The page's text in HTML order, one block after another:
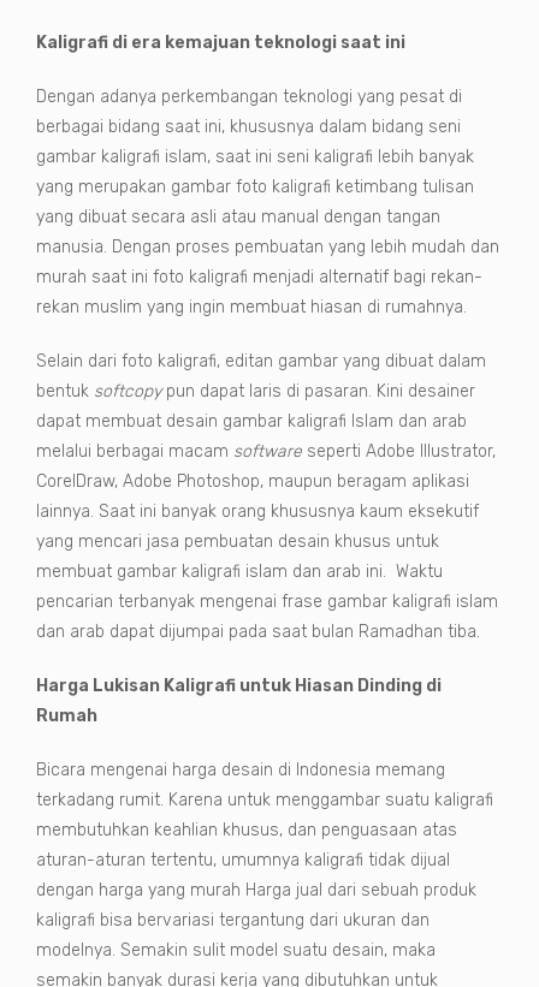
Kaligrafi di era kemajuan teknologi saat ini
Dengan adanya perkembangan teknologi yang pesat di
berbagai bidang saat ini, khususnya dalam bidang seni
gambar kaligrafi islam, saat ini seni kaligrafi lebih banyak
yang merupakan gambar foto kaligrafi ketimbang tulisan
yang dibuat secara asli atau manual dengan tangan
manusia. Dengan proses pembuatan yang lebih mudah dan
murah saat ini foto kaligrafi menjadi alternatif bagi rekan-
rekan muslim yang ingin membuat hiasan di rumahnya.
Selain dari foto kaligrafi, editan gambar yang dibuat dalam
bentuk softcopypun dapat laris di pasaran. Kini desainer
dapat membuat desain gambar kaligrafi Islam dan arab
melalui berbagai macam software seperti Adobe Illustrator,
CorelDraw, Adobe Photoshop, maupun beragam aplikasi
lainnya. Saat ini banyak orang khususnya kaum eksekutif
yang mencari jasa pembuatan desain khusus untuk
membuat gambar kaligrafi islam dan arab ini. Waktu
pencarian terbanyak mengenai frase gambar kaligrafi islam
dan arab dapat dijumpai pada saat bulan Ramadhan tiba.
Harga Lukisan Kaligrafi untuk Hiasan Dinding di
Rumah
Bicara mengenai harga desain di Indonesia memang
terkadang rumit. Karena untuk menggambar suatu kaligrafi
membutuhkan keahlian khusus, dan penguasaan atas
aturan-aturan tertentu, umumnya kaligrafi tidak dijual
dengan harga yang murah Harga jual dari sebuah produk
kaligrafi bisa bervariasi tergantung dari ukuran dan
modelnya. Semakin sulit model suatu desain, maka
semakin banyak durasi kerja yang dibutuhkan untuk